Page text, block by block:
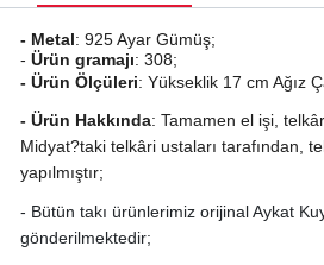
- Metal: 925 Ayar Gümüş;
- Ürün gramajı: 308;
- Ürün Ölçüleri: Yükseklik 17 cm Ağız
- Ürün Hakkında: Tamamen el işi,
Midyat?taki telkâri ustaları tarafından,
yapılmıştır;
- Bütün takı ürünlerimiz orijinal Aykat
gönderilmektedir;